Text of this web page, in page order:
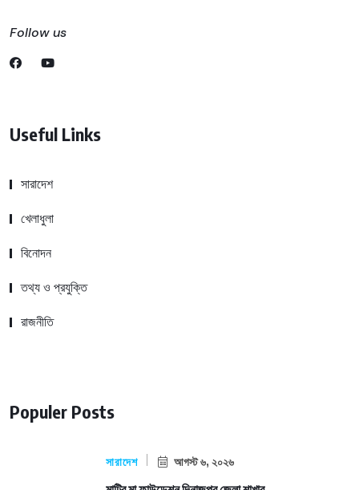
Follow us
Useful Links
সারাদেশ
খেলাধুলা
বিনোদন
তথ্য ও প্রযুক্তি
রাজনীতি
Populer Posts
সারাদেশ আগস্ট ৬, ২০২৬